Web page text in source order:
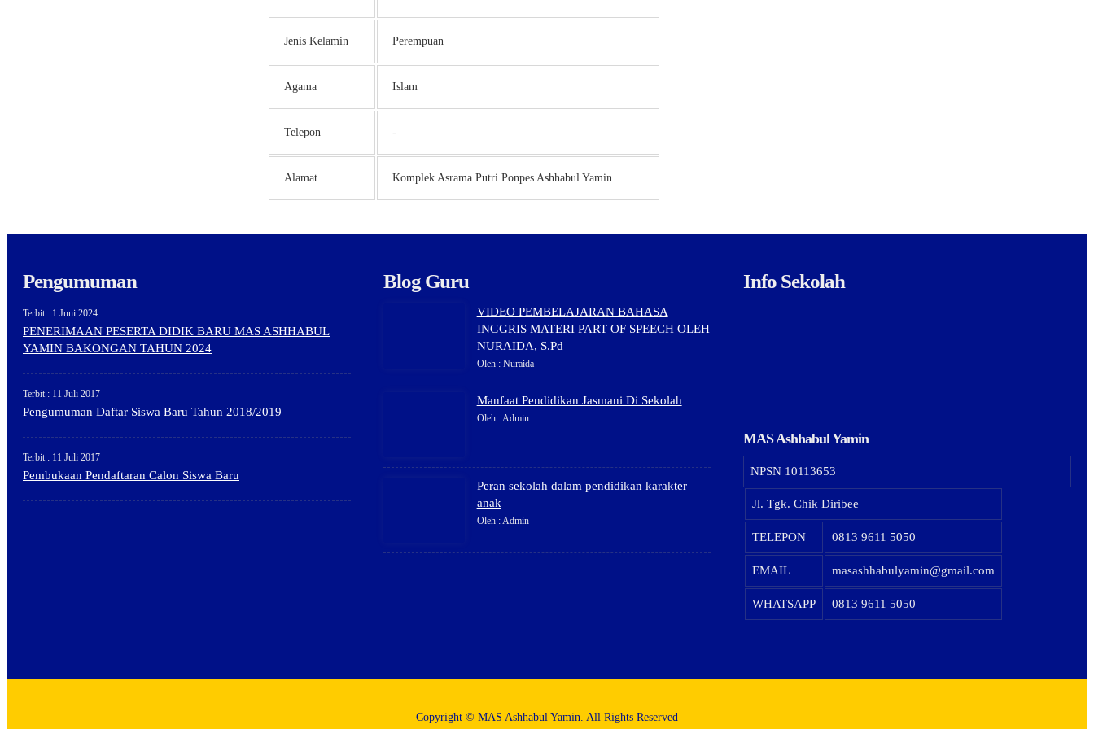
Jenis Kelamin Perempuan
Agama Islam
Telepon -
Alamat Komplek Asrama Putri Ponpes Ashhabul Yamin
Pengumuman
Terbit : 1 Juni 2024
PENERIMAAN PESERTA DIDIK BARU MAS ASHHABUL
YAMIN BAKONGAN TAHUN 2024
Terbit : 11 Juli 2017
Pengumuman Daftar Siswa Baru Tahun 2018/2019
Terbit : 11 Juli 2017
Pembukaan Pendaftaran Calon Siswa Baru
Blog Guru
VIDEO PEMBELAJARAN BAHASA
INGGRIS MATERI PART OF SPEECH OLEH
NURAIDA, S.Pd
Oleh : Nuraida
Manfaat Pendidikan Jasmani Di Sekolah
Oleh : Admin
Peran sekolah dalam pendidikan karakter
anak
Oleh : Admin
Info Sekolah
MAS Ashhabul Yamin
NPSN 10113653
Jl. Tgk. Chik Diribee
TELEPON 0813 9611 5050
EMAIL masashhabulyamin@gmail.com
WHATSAPP 0813 9611 5050
Copyright © MAS Ashhabul Yamin. All Rights Reserved​